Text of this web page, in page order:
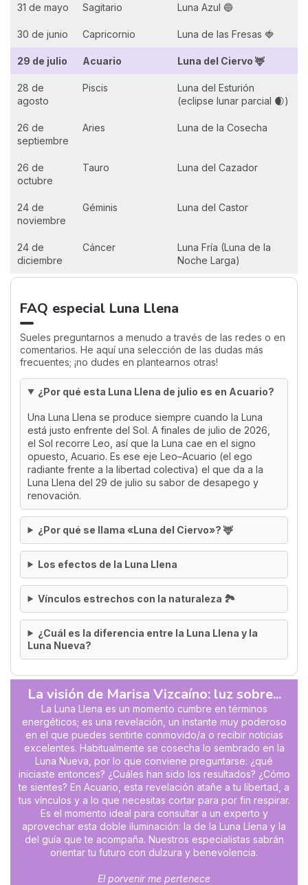
31 de mayo Sagitario Luna Azul 🔵
30 de junio Capricornio Luna de las Fresas 🍓
29 de julio Acuario Luna del Ciervo 🦌
28 de
agosto
Piscis
Luna del Esturión
(eclipse lunar parcial 🌒)
26 de
septiembre
Aries Luna de la Cosecha
26 de
octubre
Tauro Luna del Cazador
24 de
noviembre
Géminis Luna del Castor
24 de
diciembre
Cáncer
Luna Fría (Luna de la
Noche Larga)
FAQ especial Luna Llena
Sueles preguntarnos a menudo a través de las redes o en
comentarios. He aquí una selección de las dudas más
frecuentes; ¡no dudes en plantearnos otras!
¿Por qué esta Luna Llena de julio es en Acuario?
Una Luna Llena se produce siempre cuando la Luna
está justo enfrente del Sol. A finales de julio de 2026,
el Sol recorre Leo, así que la Luna cae en el signo
opuesto, Acuario. Es ese eje Leo–Acuario (el ego
radiante frente a la libertad colectiva) el que da a la
Luna Llena del 29 de julio su sabor de desapego y
renovación.
¿Por qué se llama «Luna del Ciervo»? 🦌
Los efectos de la Luna Llena
Vínculos estrechos con la naturaleza 🏞️
¿Cuál es la diferencia entre la Luna Llena y la
Luna Nueva?
La visión de Marisa Vizcaíno: luz sobre...
La Luna Llena es un momento cumbre en términos
energéticos; es una revelación, un instante muy poderoso
en el que puedes sentirte conmovido/a o recibir noticias
excelentes. Habitualmente se cosecha lo sembrado en la
Luna Nueva, por lo que conviene preguntarse: ¿qué
iniciaste entonces? ¿Cuáles han sido los resultados? ¿Cómo
te sientes? En Acuario, esta revelación atañe a tu libertad, a
tus vínculos y a lo que necesitas cortar para por fin respirar.
Es el momento ideal para consultar a un experto y
aprovechar esta doble iluminación: la de la Luna Llena y la
del guía que te acompaña. Nuestros especialistas sabrán
orientar tu futuro con dulzura y benevolencia.
El porvenir me pertenece